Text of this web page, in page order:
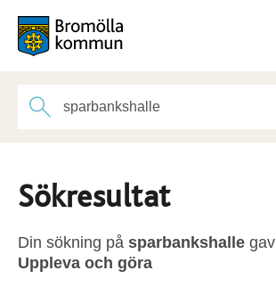
Sökresultat
Din sökning på sparbankshalle gav
Uppleva och göra